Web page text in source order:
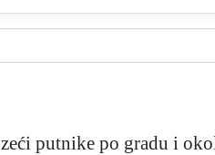
putnike po gradu i